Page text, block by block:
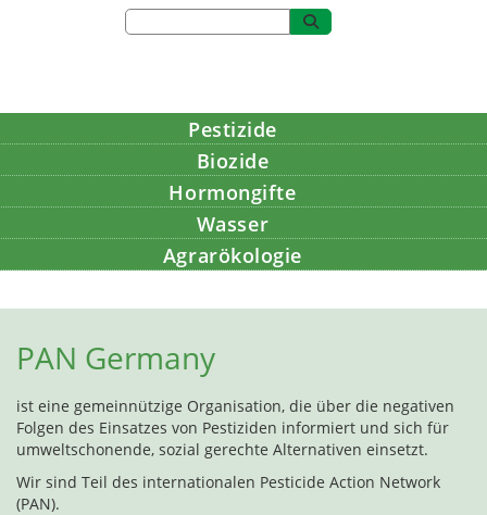
Pestizide
Biozide
Hormongifte
Wasser
Agrarökologie
PAN Germany
ist eine gemeinnützige Organisation, die über die negativen
Folgen des Einsatzes von Pestiziden informiert und sich für
umweltschonende, sozial gerechte Alternativen einsetzt.
Wir sind Teil des internationalen Pesticide Action Network
(PAN).